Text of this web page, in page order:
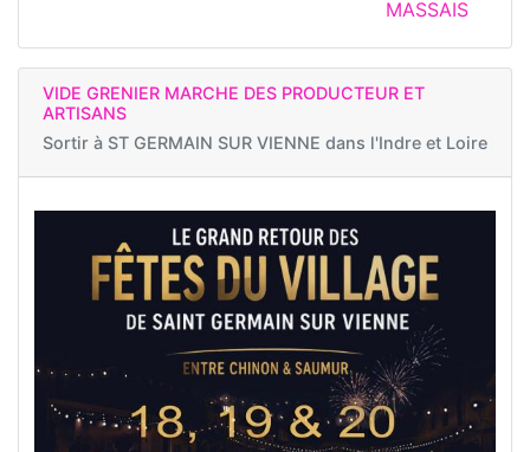
MASSAIS
VIDE GRENIER MARCHE DES PRODUCTEUR ET
ARTISANS
Sortir à ST GERMAIN SUR VIENNE dans l'Indre et Loire